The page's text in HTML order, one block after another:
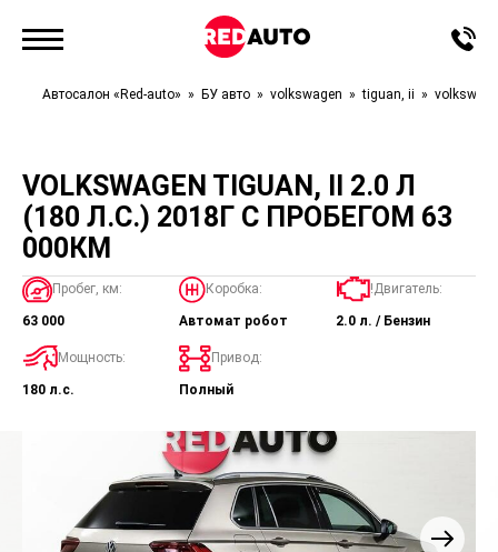
Автосалон «Red-auto» БУ авто volkswagen tiguan, ii
VOLKSWAGEN TIGUAN, II 2.0 Л
(180 Л.С.) 2018Г С ПРОБЕГОМ 63
000КМ
Пробег, км:
63 000
Коробка:
Автомат робот
!Двигатель:
2.0 л. / Бензин
Мощность:
180 л.с.
Привод:
Полный